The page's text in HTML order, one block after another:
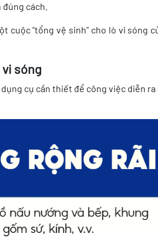
cách.
cuộc "tổng vệ sinh" cho lò vi sóng
sóng
cụ cần thiết để công việc diễn ra